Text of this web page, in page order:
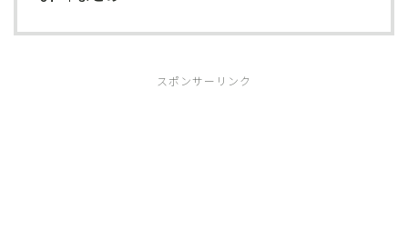
スポンサーリンク